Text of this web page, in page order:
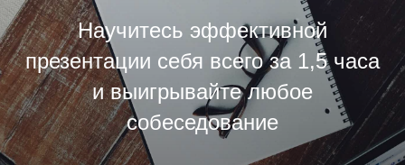
Научитесь эффективной
презентации себя всего за 1,5 часа
и выигрывайте любое
собеседование